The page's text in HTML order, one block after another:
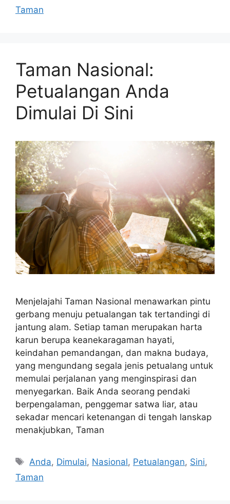
Taman
Taman Nasional:
Petualangan Anda
Dimulai Di Sini
Menjelajahi Taman Nasional menawarkan pintu
gerbang menuju petualangan tak tertandingi di
jantung alam. Setiap taman merupakan harta
karun berupa keanekaragaman hayati,
keindahan pemandangan, dan makna budaya,
yang mengundang segala jenis petualang untuk
memulai perjalanan yang menginspirasi dan
menyegarkan. Baik Anda seorang pendaki
berpengalaman, penggemar satwa liar, atau
sekadar mencari ketenangan di tengah lanskap
menakjubkan, Taman
Tags
Anda, Dimulai, Nasional, Petualangan, Sini,
Taman